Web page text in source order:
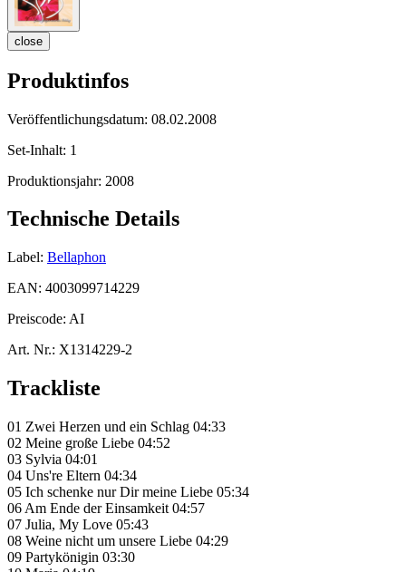
close
Produktinfos
Veröffentlichungsdatum: 08.02.2008
Set-Inhalt: 1
Produktionsjahr: 2008
Technische Details
Label: Bellaphon
EAN: 4003099714229
Preiscode: AI
Art. Nr.: X1314229-2
Trackliste
01 Zwei Herzen und ein Schlag 04:33
02 Meine große Liebe 04:52
03 Sylvia 04:01
04 Uns're Eltern 04:34
05 Ich schenke nur Dir meine Liebe 05:34
06 Am Ende der Einsamkeit 04:57
07 Julia, My Love 05:43
08 Weine nicht um unsere Liebe 04:29
09 Partykönigin 03:30